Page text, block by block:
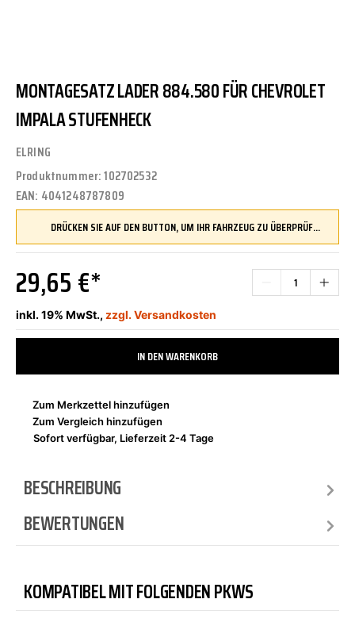
MONTAGESATZ LADER 884.580 FÜR CHEVROLET
IMPALA STUFENHECK
ELRING
Produktnummer:102702532
EAN: 4041248787809
DRÜCKEN SIE AUF DEN BUTTON, UM IHR FAHRZEUG ZU ÜBERPRÜFEN UND SICHERZUSTELLEN, DASS DIESES TEIL KOMPATIBEL IST, BEVOR SIE ES BESTELLEN
29,65 €*
inkl. 19% MwSt., zzgl. Versandkosten
IN DEN WARENKORB
Zum Merkzettel hinzufügen
Zum Vergleich hinzufügen
Sofort verfügbar, Lieferzeit 2-4 Tage
BESCHREIBUNG
BEWERTUNGEN
KOMPATIBEL MIT FOLGENDEN PKWS